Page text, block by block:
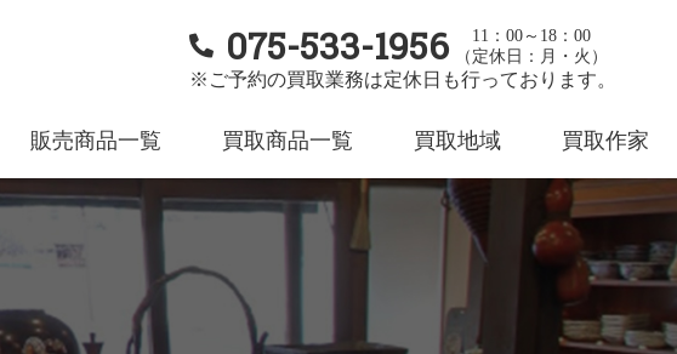
075-533-1956
11：00～18：00
（定休日：月・火）
※ご予約の買取業務は定休日も行っております。
販売商品一覧 買取商品一覧 買取地域 買取作家